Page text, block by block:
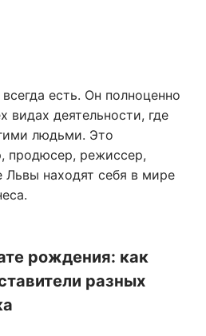
есть. Он полноценно
видах деятельности, где
людьми. Это
продюсер, режиссер,
Львы находят себя в мире
рождения: как
разных